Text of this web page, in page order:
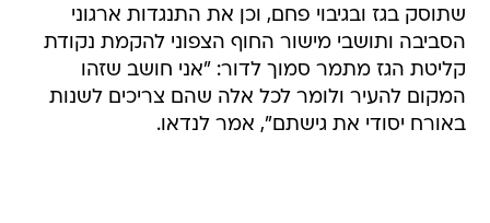
קליטת הגז מתמר סמוך לדור: "אני חושב שזהו
המקום להעיר ולומר לכל אלה שהם צריכים לשנות
באורח יסודי את גישתם", אמר לנדאו.